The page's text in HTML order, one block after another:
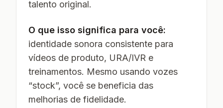
talento original.
O que isso significa para você:
identidade sonora consistente para
vídeos de produto, URA/IVR e
treinamentos. Mesmo usando vozes
“stock”, você se beneficia das
melhorias de fidelidade.